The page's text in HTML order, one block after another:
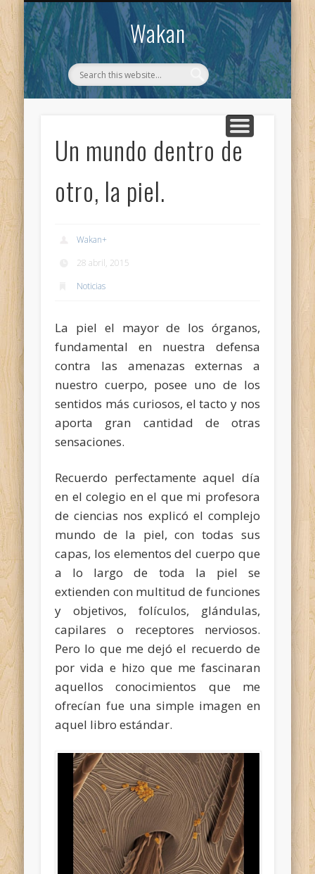
Wakan
WAKAN
CONTACTO
Un mundo dentro de
otro, la piel.
Wakan+
28 abril, 2015
Noticias
La piel el mayor de los órganos,
fundamental en nuestra defensa
contra las amenazas externas a
nuestro cuerpo, posee uno de los
sentidos más curiosos, el tacto y nos
aporta gran cantidad de otras
sensaciones.
Recuerdo perfectamente aquel día
en el colegio en el que mi profesora
de ciencias nos explicó el complejo
mundo de la piel, con todas sus
capas, los elementos del cuerpo que
a lo largo de toda la piel se
extienden con multitud de funciones
y objetivos, folículos, glándulas,
capilares o receptores nerviosos.
Pero lo que me dejó el recuerdo de
por vida e hizo que me fascinaran
aquellos conocimientos que me
ofrecían fue una simple imagen en
aquel libro estándar.